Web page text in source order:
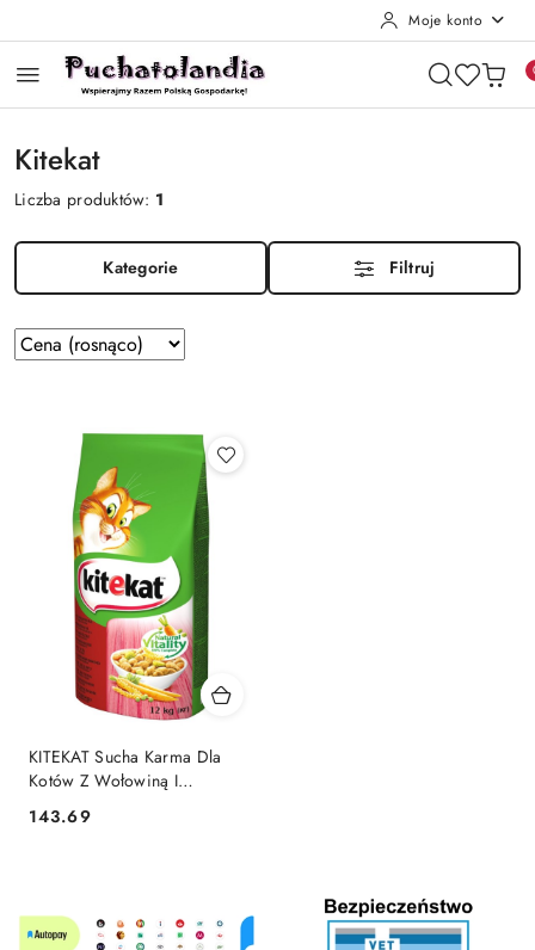
Moje konto
Kitekat
Liczba produktów: 1
Kategorie Filtruj
Zastosowano
sortowanie:
(rosnąco).
Sortuj
według
KITEKAT Sucha Karma Dla
Kotów Z Wołowiną I
Warzywami 12kg
Cena:
143.69